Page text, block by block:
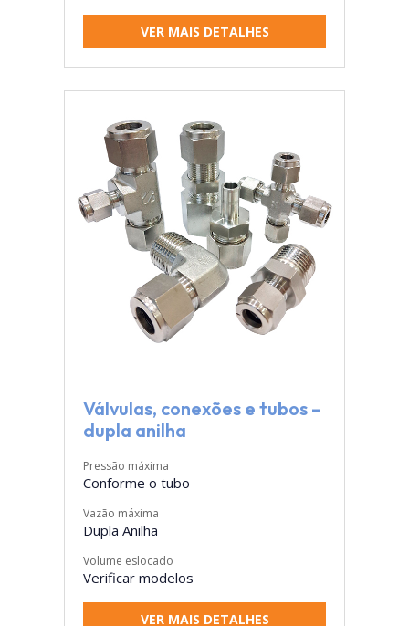
VER MAIS DETALHES
Válvulas, conexões e tubos –
dupla anilha
Pressão máxima
Conforme o tubo
Vazão máxima
Dupla Anilha
Volume eslocado
Verificar modelos
VER MAIS DETALHES